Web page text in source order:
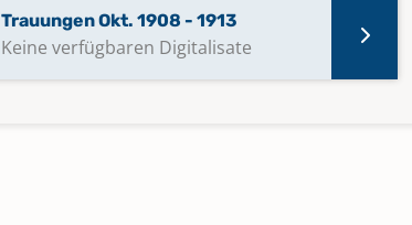
Trauungen Okt. 1908 - 1913
Keine verfügbaren Digitalisate